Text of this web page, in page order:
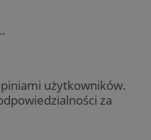
użytkowników.
za